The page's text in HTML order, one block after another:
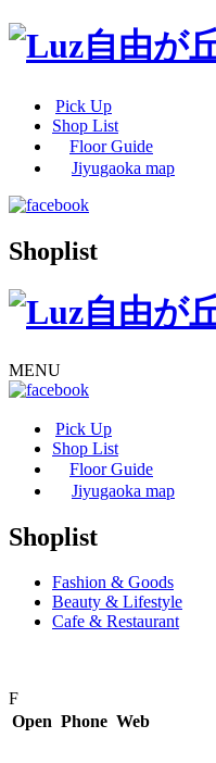
Pick Up
Shop List
Floor Guide
Jiyugaoka map
Shoplist
MENU
Pick Up
Shop List
Floor Guide
Jiyugaoka map
Shoplist
Fashion & Goods
Beauty & Lifestyle
Cafe & Restaurant
F
Open Phone Web